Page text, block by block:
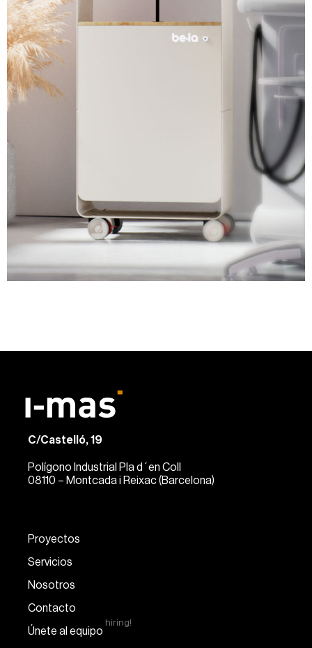
C/Castelló, 19
Polígono Industrial Pla d´en Coll
08110 – Montcada i Reixac (Barcelona)
Proyectos
Servicios
Nosotros
Contacto
Únete al equipo
hiring!